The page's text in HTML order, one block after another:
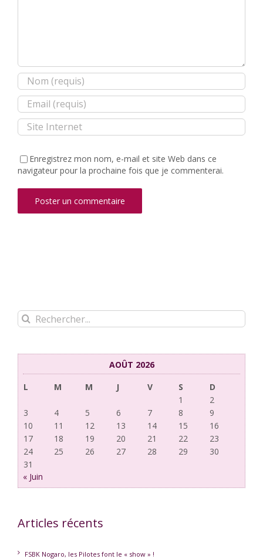
Enregistrez mon nom, e-mail et site Web dans ce
navigateur pour la prochaine fois que je commenterai.
Rechercher:
AOÛT 2026
L
M M J V S
D
1
2
3
4 5 6 7 8
9
10
11 12 13 14 15
16
17
18 19 20 21 22
23
24
25 26 27 28 29
30
31
« Juin
Articles récents
FSBK Nogaro, les Pilotes font le « show » !